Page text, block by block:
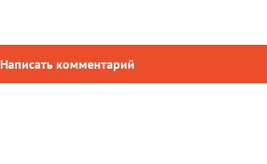
Написать комментарий